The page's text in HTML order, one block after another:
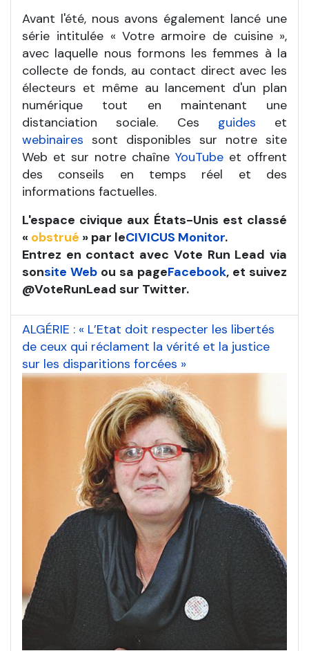
Avant l'été, nous avons également lancé une
série intitulée « Votre armoire de cuisine »,
avec laquelle nous formons les femmes à la
collecte de fonds, au contact direct avec les
électeurs et même au lancement d'un plan
numérique tout en maintenant une
distanciation sociale. Ces guides et
webinaires sont disponibles sur notre site
Web et sur notre chaîne YouTube et offrent
des conseils en temps réel et des
informations factuelles.
L'espace civique aux États-Unis est classé
« obstrué » par leCIVICUS Monitor.
Entrez en contact avec Vote Run Lead via
sonsite Web ou sa pageFacebook, et suivez
@VoteRunLead sur Twitter.
ALGÉRIE : « L’Etat doit respecter les libertés
de ceux qui réclament la vérité et la justice
sur les disparitions forcées »